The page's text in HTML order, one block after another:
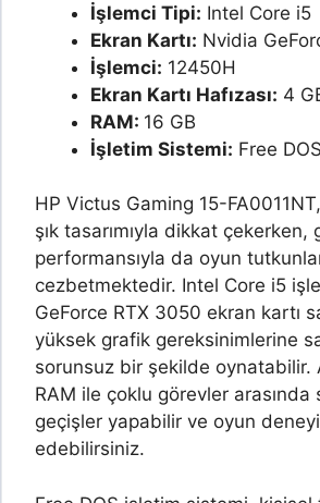
İşlemci Tipi: Intel Core i5
Ekran Kartı: Nvidia
İşlemci: 12450H
Ekran Kartı Hafızası: 4
RAM: 16 GB
İşletim Sistemi: Free DOS
HP Victus Gaming 15-
şık tasarımıyla dikkat çekerken,
performansıyla da oyun
cezbetmektedir. Intel Core i5
GeForce RTX 3050 ekran kartı
yüksek grafik gereksinimlerine
sorunsuz bir şekilde oynatabilir.
RAM ile çoklu görevler arasında
geçişler yapabilir ve oyun
edebilirsiniz.